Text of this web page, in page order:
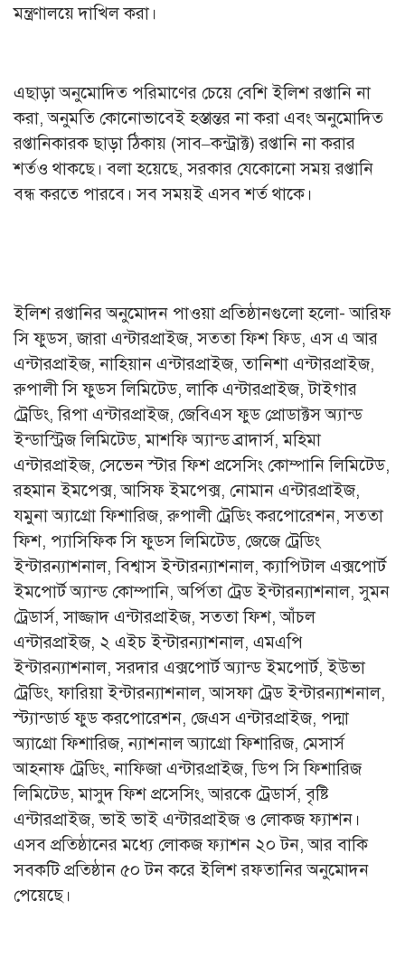
মন্ত্রণালয়ে দাখিল করা।
এছাড়া অনুমোদিত পরিমাণের চেয়ে বেশি ইলিশ রপ্তানি না
করা, অনুমতি কোনোভাবেই হস্তান্তর না করা এবং অনুমোদিত
রপ্তানিকারক ছাড়া ঠিকায় (সাব–কন্ট্রাক্ট) রপ্তানি না করার
শর্তও থাকছে। বলা হয়েছে, সরকার যেকোনো সময় রপ্তানি
বন্ধ করতে পারবে। সব সময়ই এসব শর্ত থাকে।
ইলিশ রপ্তানির অনুমোদন পাওয়া প্রতিষ্ঠানগুলো হলো- আরিফ
সি ফুডস, জারা এন্টারপ্রাইজ, সততা ফিশ ফিড, এস এ আর
এন্টারপ্রাইজ, নাহিয়ান এন্টারপ্রাইজ, তানিশা এন্টারপ্রাইজ,
রুপালী সি ফুডস লিমিটেড, লাকি এন্টারপ্রাইজ, টাইগার
ট্রেডিং, রিপা এন্টারপ্রাইজ, জেবিএস ফুড প্রোডাক্টস অ্যান্ড
ইন্ডাস্ট্রিজ লিমিটেড, মাশফি অ্যান্ড ব্রাদার্স, মহিমা
এন্টারপ্রাইজ, সেভেন স্টার ফিশ প্রসেসিং কোম্পানি লিমিটেড,
রহমান ইমপেক্স, আসিফ ইমপেক্স, নোমান এন্টারপ্রাইজ,
যমুনা অ্যাগ্রো ফিশারিজ, রুপালী ট্রেডিং করপোরেশন, সততা
ফিশ, প্যাসিফিক সি ফুডস লিমিটেড, জেজে ট্রেডিং
ইন্টারন্যাশনাল, বিশ্বাস ইন্টারন্যাশনাল, ক্যাপিটাল এক্সপোর্ট
ইমপোর্ট অ্যান্ড কোম্পানি, অর্পিতা ট্রেড ইন্টারন্যাশনাল, সুমন
ট্রেডার্স, সাজ্জাদ এন্টারপ্রাইজ, সততা ফিশ, আঁচল
এন্টারপ্রাইজ, ২ এইচ ইন্টারন্যাশনাল, এমএপি
ইন্টারন্যাশনাল, সরদার এক্সপোর্ট অ্যান্ড ইমপোর্ট, ইউভা
ট্রেডিং, ফারিয়া ইন্টারন্যাশনাল, আসফা ট্রেড ইন্টারন্যাশনাল,
স্ট্যান্ডার্ড ফুড করপোরেশন, জেএস এন্টারপ্রাইজ, পদ্মা
অ্যাগ্রো ফিশারিজ, ন্যাশনাল অ্যাগ্রো ফিশারিজ, মেসার্স
আহনাফ ট্রেডিং, নাফিজা এন্টারপ্রাইজ, ডিপ সি ফিশারিজ
লিমিটেড, মাসুদ ফিশ প্রসেসিং, আরকে ট্রেডার্স, বৃষ্টি
এন্টারপ্রাইজ, ভাই ভাই এন্টারপ্রাইজ ও লোকজ ফ্যাশন।
এসব প্রতিষ্ঠানের মধ্যে লোকজ ফ্যাশন ২০ টন, আর বাকি
সবকটি প্রতিষ্ঠান ৫০ টন করে ইলিশ রফতানির অনুমোদন
পেয়েছে।